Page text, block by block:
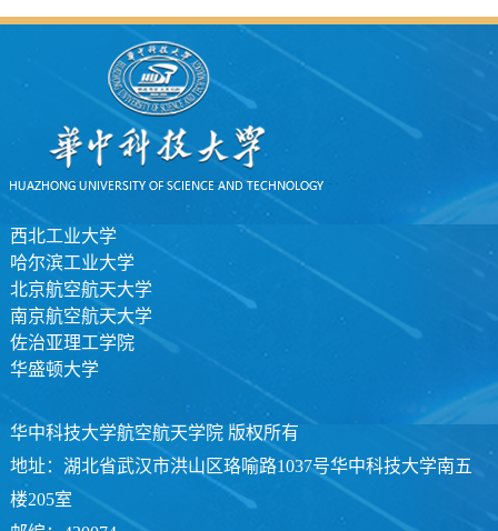
西北工业大学
哈尔滨工业大学
北京航空航天大学
南京航空航天大学
佐治亚理工学院
华盛顿大学
华中科技大学航空航天学院 版权所有
地址：湖北省武汉市洪山区珞喻路1037号华中科技大学南五
楼205室